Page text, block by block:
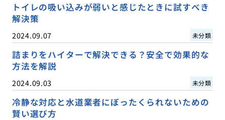
トイレの吸い込みが弱いと感じたときに試すべき
解決策
2024.09.07 未分類
詰まりをハイターで解決できる？安全で効果的な
方法を解説
2024.09.03 未分類
冷静な対応と水道業者にぼったくられないための
賢い選び方